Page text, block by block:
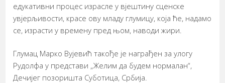
едукативни процес израсле у вјештину сценске
увјерљивости, красе ову младу глумицу, која ће, надамо
се, израсти у времену пред њом, наводи жири.
Глумац Марко Вујевић такође је награђен за улогу
Рудолфа у представи „Желим да будем нормалан“,
Дечијег позоришта Суботица, Србија.